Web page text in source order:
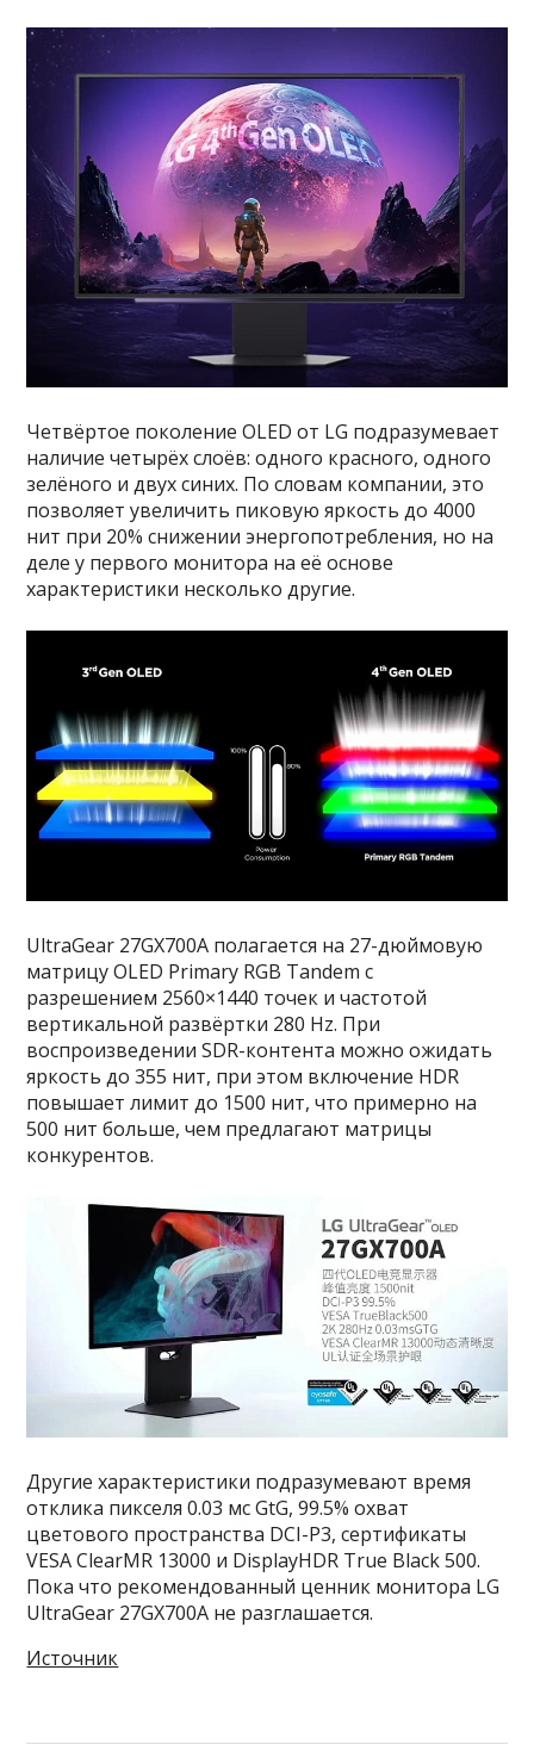
Четвёртое поколение OLED от LG подразумевает
наличие четырёх слоёв: одного красного, одного
зелёного и двух синих. По словам компании, это
позволяет увеличить пиковую яркость до 4000
нит при 20% снижении энергопотребления, но на
деле у первого монитора на её основе
характеристики несколько другие.
UltraGear 27GX700A полагается на 27-дюймовую
матрицу OLED Primary RGB Tandem с
разрешением 2560×1440 точек и частотой
вертикальной развёртки 280 Hz. При
воспроизведении SDR-контента можно ожидать
яркость до 355 нит, при этом включение HDR
повышает лимит до 1500 нит, что примерно на
500 нит больше, чем предлагают матрицы
конкурентов.
Другие характеристики подразумевают время
отклика пикселя 0.03 мс GtG, 99.5% охват
цветового пространства DCI-P3, сертификаты
VESA ClearMR 13000 и DisplayHDR True Black 500.
Пока что рекомендованный ценник монитора LG
UltraGear 27GX700A не разглашается.
Источник